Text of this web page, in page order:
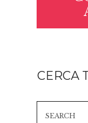
CERCA